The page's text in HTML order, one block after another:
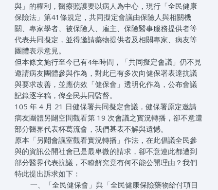
與」的權利，醫療照護要以病人為中心，現行「全民健康
保險法」第41條規定，共同擬定會議由保險人與相關機
關、專家學者、被保險人、雇主、保險醫事服務提供者等
代表共同擬定，並得邀請藥物提供者及相關專家、病友等
團體表示意見。
但本條文施行至今已有4年時間，「共同擬定會議」仍不見
邀請病友團體參與作為，對此已有多次向健保署表達抗議
與要求改善，並應仿效「健保會」透明化作為，公布會議
記錄逐字稿，俾全民共同監督。
105 年 4 月 21 日健保署共同擬定會議，健保署原定邀請
病友團體另闢空間觀看第 19 次會議之實況轉播，卻不意遭
部分醫界代表杯葛流會，我們甚表不解與遺憾。
原本「另闢會議室觀看實況轉播」作法，在此倡議全民參
與的資訊公開社會已是最卑微的請求，卻不意連此都遭到
部分醫界代表抗議，不瞭解究竟有何不能公開理由？我們
特此提出訴求如下：
一、「全民健保會」與「全民健康保險藥物給付項目